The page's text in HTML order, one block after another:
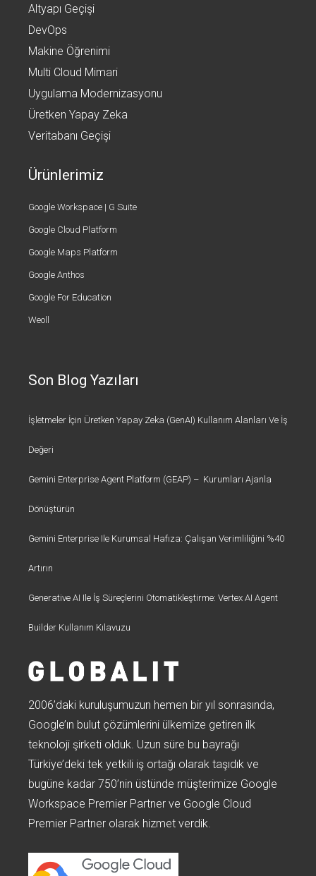
Altyapı Geçişi
DevOps
Makine Öğrenimi
Multi Cloud Mimari
Uygulama Modernizasyonu
Üretken Yapay Zeka
Veritabanı Geçişi
Ürünlerimiz
Google Workspace | G Suite
Google Cloud Platform
Google Maps Platform
Google Anthos
Google For Education
Weoll
Son Blog Yazıları
İşletmeler İçin Üretken Yapay Zeka (GenAI) Kullanım Alanları Ve İş
Değeri
Gemini Enterprise Agent Platform (GEAP) – Kurumları Ajanla
Dönüştürün
Gemini Enterprise Ile Kurumsal Hafıza: Çalışan Verimliliğini %40
Artırın
Generative AI Ile İş Süreçlerini Otomatikleştirme: Vertex AI Agent
Builder Kullanım Kılavuzu
2006’daki kuruluşumuzun hemen bir yıl sonrasında,
Google’ın bulut çözümlerini ülkemize getiren ilk
teknoloji şirketi olduk. Uzun süre bu bayrağı
Türkiye’deki tek yetkili iş ortağı olarak taşıdık ve
bugüne kadar 750’nin üstünde müşterimize Google
Workspace Premier Partner ve Google Cloud
Premier Partner olarak hizmet verdik.